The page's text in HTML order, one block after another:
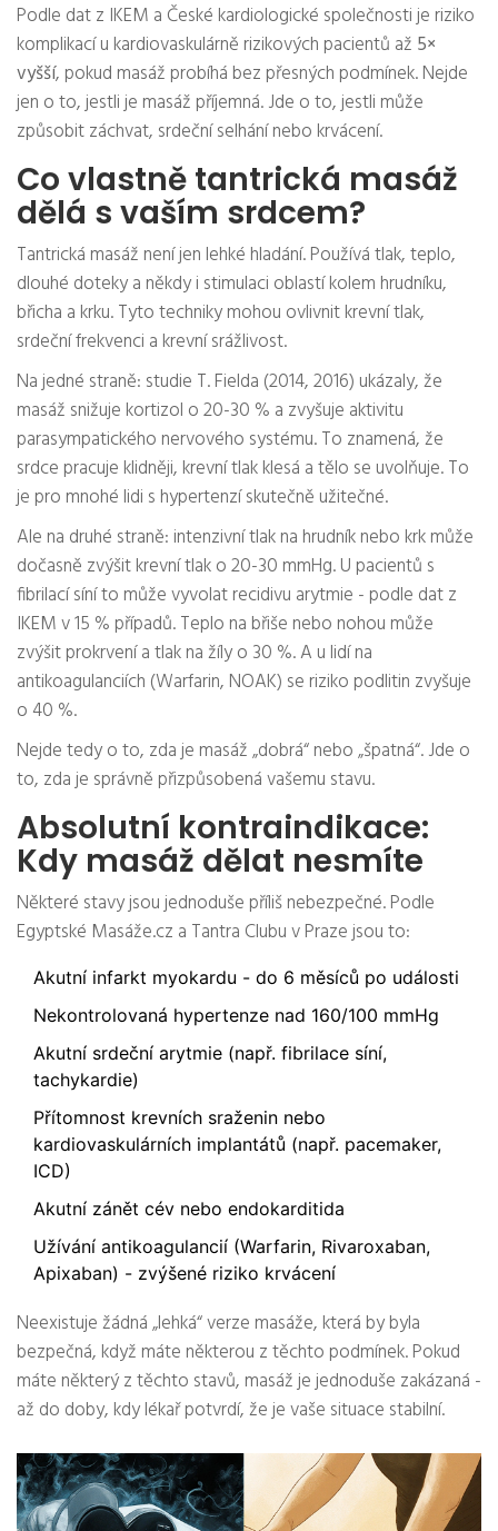
Podle dat z IKEM a České kardiologické společnosti je riziko
komplikací u kardiovaskulárně rizikových pacientů až 5×
vyšší, pokud masáž probíhá bez přesných podmínek. Nejde
jen o to, jestli je masáž příjemná. Jde o to, jestli může
způsobit záchvat, srdeční selhání nebo krvácení.
Co vlastně tantrická masáž
dělá s vaším srdcem?
Tantrická masáž není jen lehké hladání. Používá tlak, teplo,
dlouhé doteky a někdy i stimulaci oblastí kolem hrudníku,
břicha a krku. Tyto techniky mohou ovlivnit krevní tlak,
srdeční frekvenci a krevní srážlivost.
Na jedné straně: studie T. Fielda (2014, 2016) ukázaly, že
masáž snižuje kortizol o 20-30 % a zvyšuje aktivitu
parasympatického nervového systému. To znamená, že
srdce pracuje klidněji, krevní tlak klesá a tělo se uvolňuje. To
je pro mnohé lidi s hypertenzí skutečně užitečné.
Ale na druhé straně: intenzivní tlak na hrudník nebo krk může
dočasně zvýšit krevní tlak o 20-30 mmHg. U pacientů s
fibrilací síní to může vyvolat recidivu arytmie - podle dat z
IKEM v 15 % případů. Teplo na břiše nebo nohou může
zvýšit prokrvení a tlak na žíly o 30 %. A u lidí na
antikoagulanciích (Warfarin, NOAK) se riziko podlitin zvyšuje
o 40 %.
Nejde tedy o to, zda je masáž „dobrá“ nebo „špatná“. Jde o
to, zda je správně přizpůsobená vašemu stavu.
Absolutní kontraindikace:
Kdy masáž dělat nesmíte
Některé stavy jsou jednoduše příliš nebezpečné. Podle
Egyptské Masáže.cz a Tantra Clubu v Praze jsou to:
Akutní infarkt myokardu - do 6 měsíců po události
Nekontrolovaná hypertenze nad 160/100 mmHg
Akutní srdeční arytmie (např. fibrilace síní,
tachykardie)
Přítomnost krevních sraženin nebo
kardiovaskulárních implantátů (např. pacemaker,
ICD)
Akutní zánět cév nebo endokarditida
Užívání antikoagulancií (Warfarin, Rivaroxaban,
Apixaban) - zvýšené riziko krvácení
Neexistuje žádná „lehká“ verze masáže, která by byla
bezpečná, když máte některou z těchto podmínek. Pokud
máte některý z těchto stavů, masáž je jednoduše zakázaná -
až do doby, kdy lékař potvrdí, že je vaše situace stabilní.